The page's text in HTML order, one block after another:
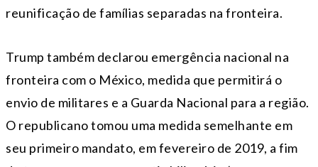
reunificação de famílias separadas na fronteira.
Trump também declarou emergência nacional na
fronteira com o México, medida que permitirá o
envio de militares e a Guarda Nacional para a região.
O republicano tomou uma medida semelhante em
seu primeiro mandato, em fevereiro de 2019, a fim